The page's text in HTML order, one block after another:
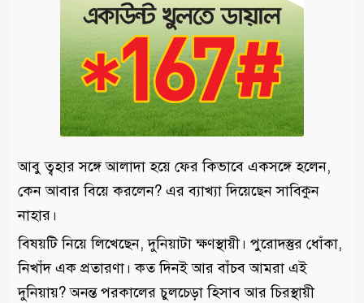
আবু ত্বহার সঙ্গে আলাদা হয়ে ফের কিভাবে একসঙ্গে হলেন,
কেন আবার বিয়ে করলেন? এর ব্যাখ্যা দিয়েছেন সাবিকুন
নাহার।
বিষয়টি নিয়ে লিখেছেন, দুনিয়াটা ক্ষণস্থায়ী। পুরোদস্তুর ধোঁকা,
নিখাঁদ এক প্রতারণা। কত দিনই আর বাঁচব আমরা এই
দুনিয়ায়? অনন্ত পরকালের চুলচেড়া হিসাব আর চিরস্থায়ী